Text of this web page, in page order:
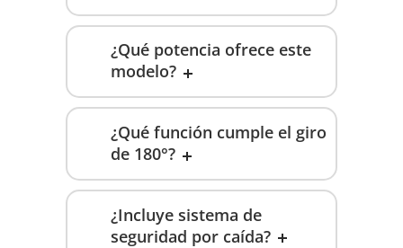
¿Qué potencia ofrece este
modelo?
¿Qué función cumple el giro
de 180°?
¿Incluye sistema de
seguridad por caída?